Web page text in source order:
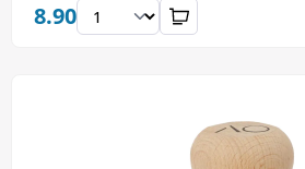
8.90